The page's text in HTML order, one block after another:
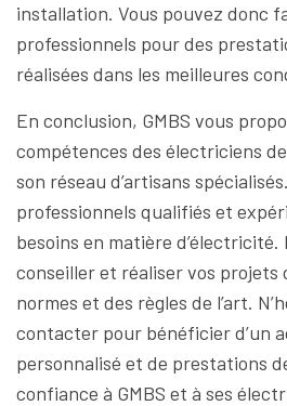
installation. Vous pouvez donc
professionnels pour des
réalisées dans les meilleures
En conclusion, GMBS vous
compétences des électriciens
son réseau d’artisans
professionnels qualifiés et
besoins en matière
conseiller et réaliser vos projets
normes et des règles de l’art.
contacter pour bénéficier d’un
personnalisé et de prestations
confiance à GMBS et à ses